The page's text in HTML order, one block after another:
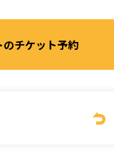
チケット予約